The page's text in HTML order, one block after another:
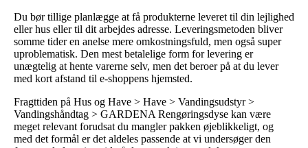
Du bør tillige planlægge at få produkterne leveret til din lejlighed
eller hus eller til dit arbejdes adresse. Leveringsmetoden bliver
somme tider en anelse mere omkostningsfuld, men også super
uproblematisk. Den mest betalelige form for levering er
unægtelig at hente varerne selv, men det beroer på at du lever
med kort afstand til e-shoppens hjemsted.
Fragttiden på Hus og Have > Have > Vandingsudstyr >
Vandingshåndtag > GARDENA Rengøringsdyse kan være
meget relevant forudsat du mangler pakken øjeblikkeligt, og
med det formål er det aldeles passende at vi undersøger den